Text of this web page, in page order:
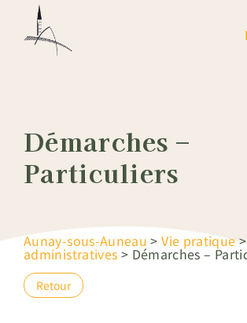
Démarches –
Particuliers
Aunay-sous-Auneau >Vie pratique
administratives > Démarches –
Retour